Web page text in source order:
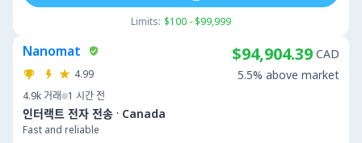
Limits: $100 - $99,999
Nanomat
4.99
4.9k 거래 1 시간 전
인터랙트 전자 전송 · Canada
Fast and reliable
$94,904.39 CAD
5.5% above market